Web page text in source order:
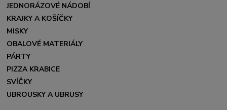
JEDNORÁZOVÉ NÁDOBÍ
KRAJKY A KOŠÍČKY
MISKY
OBALOVÉ MATERIÁLY
PÁRTY
PIZZA KRABICE
SVÍČKY
UBROUSKY A UBRUSY